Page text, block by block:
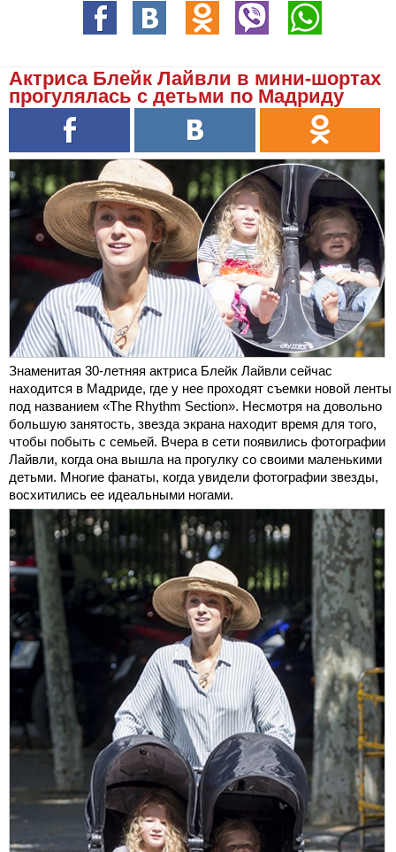
Актриса Блейк Лайвли в мини-шортах
прогулялась с детьми по Мадриду
Знаменитая 30-летняя актриса Блейк Лайвли сейчас
находится в Мадриде, где у нее проходят съемки новой ленты
под названием «The Rhythm Section». Несмотря на довольно
большую занятость, звезда экрана находит время для того,
чтобы побыть с семьей. Вчера в сети появились фотографии
Лайвли, когда она вышла на прогулку со своими маленькими
детьми. Многие фанаты, когда увидели фотографии звезды,
восхитились ее идеальными ногами.